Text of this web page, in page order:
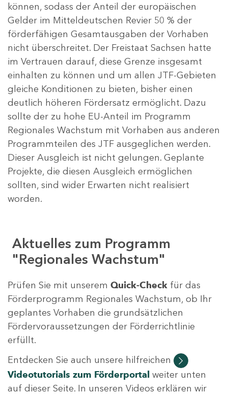
können, sodass der Anteil der europäischen
Gelder im Mitteldeutschen Revier 50 % der
förderfähigen Gesamtausgaben der Vorhaben
nicht überschreitet. Der Freistaat Sachsen hatte
im Vertrauen darauf, diese Grenze insgesamt
einhalten zu können und um allen JTF-Gebieten
gleiche Konditionen zu bieten, bisher einen
deutlich höheren Fördersatz ermöglicht. Dazu
sollte der zu hohe EU-Anteil im Programm
Regionales Wachstum mit Vorhaben aus anderen
Programmteilen des JTF ausgeglichen werden.
Dieser Ausgleich ist nicht gelungen. Geplante
Projekte, die diesen Ausgleich ermöglichen
sollten, sind wider Erwarten nicht realisiert
worden.
Aktuelles zum Programm
"Regionales Wachstum"
Prüfen Sie mit unserem Quick-Check für das
Förderprogramm Regionales Wachstum, ob Ihr
geplantes Vorhaben die grundsätzlichen
Fördervoraussetzungen der Förderrichtlinie
erfüllt.
Entdecken Sie auch unsere hilfreichen
Videotutorials zum Förderportal weiter unten
auf dieser Seite. In unseren Videos erklären wir